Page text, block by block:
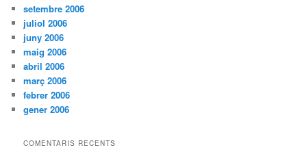
setembre 2006
juliol 2006
juny 2006
maig 2006
abril 2006
març 2006
febrer 2006
gener 2006
COMENTARIS RECENTS